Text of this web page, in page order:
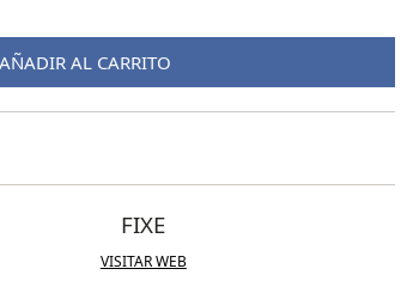
AÑADIR AL CARRITO
FIXE
VISITAR WEB